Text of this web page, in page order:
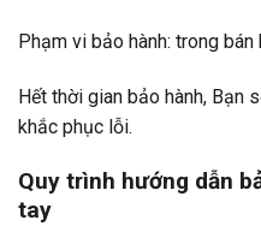
Phạm vi bảo hành: trong
Hết thời gian bảo hành, Bạn
khắc phục lỗi.
Quy trình hướng dẫn
tay